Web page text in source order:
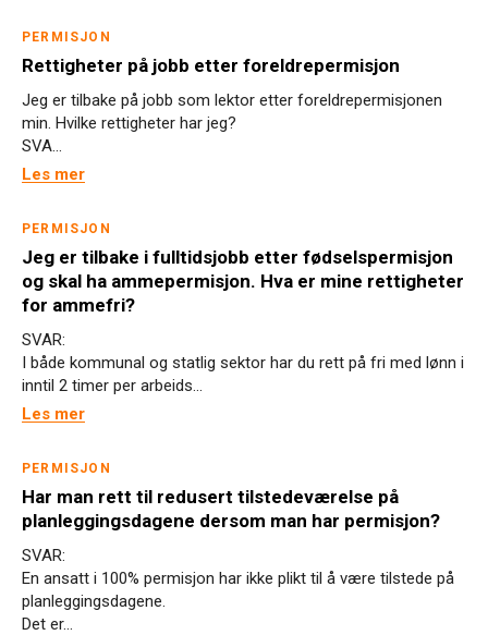
PERMISJON
Rettigheter på jobb etter foreldrepermisjon
Jeg er tilbake på jobb som lektor etter foreldrepermisjonen
min. Hvilke rettigheter har jeg?
SVA...
Les mer
PERMISJON
Jeg er tilbake i fulltidsjobb etter fødselspermisjon
og skal ha ammepermisjon. Hva er mine rettigheter
for ammefri?
SVAR:
I både kommunal og statlig sektor har du rett på fri med lønn i
inntil 2 timer per arbeids...
Les mer
PERMISJON
Har man rett til redusert tilstedeværelse på
planleggingsdagene dersom man har permisjon?
SVAR:
En ansatt i 100% permisjon har ikke plikt til å være tilstede på
planleggingsdagene.
Det er...